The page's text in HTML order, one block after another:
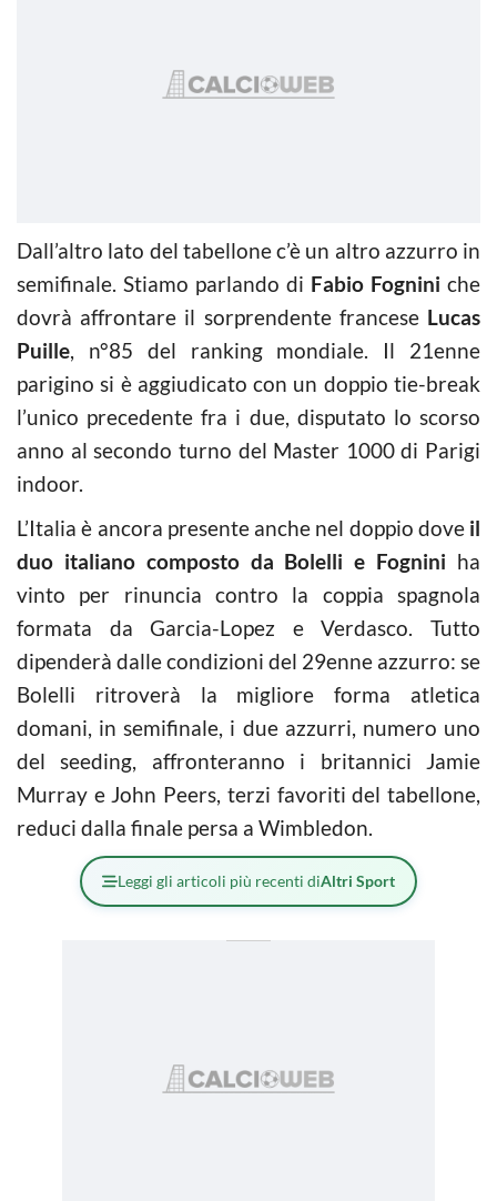
Dall’altro lato del tabellone c’è un altro azzurro in
semifinale. Stiamo parlando di Fabio Fognini che
dovrà affrontare il sorprendente francese Lucas
Puille, n°85 del ranking mondiale. Il 21enne
parigino si è aggiudicato con un doppio tie-break
l’unico precedente fra i due, disputato lo scorso
anno al secondo turno del Master 1000 di Parigi
indoor.
L’Italia è ancora presente anche nel doppio dove il
duo italiano composto da Bolelli e Fognini ha
vinto per rinuncia contro la coppia spagnola
formata da Garcia-Lopez e Verdasco. Tutto
dipenderà dalle condizioni del 29enne azzurro: se
Bolelli ritroverà la migliore forma atletica
domani, in semifinale, i due azzurri, numero uno
del seeding, affronteranno i britannici Jamie
Murray e John Peers, terzi favoriti del tabellone,
reduci dalla finale persa a Wimbledon.
Leggi gli articoli più recenti diAltri Sport